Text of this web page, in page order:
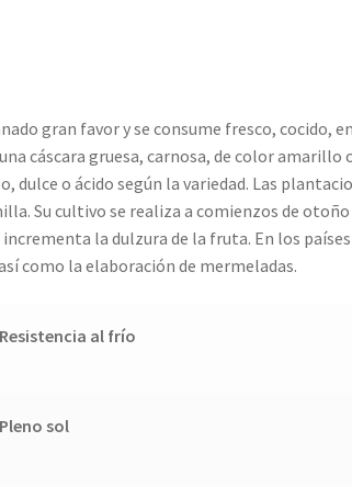
gran favor y se consume fresco, cocido,
cáscara gruesa, carnosa, de color amarillo
dulce o ácido según la variedad. Las
Su cultivo se realiza a comienzos de
la dulzura de la fruta. En los
como la elaboración de mermeladas.
Resistencia al frío
Pleno sol